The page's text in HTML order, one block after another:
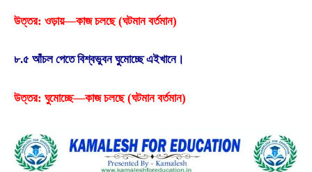
উত্তর: ওড়ায়—কাজ চলছে (ঘটমান বর্তমান)
৮.৫ আঁচল পেতে বিশ্বভুবন ঘুমােচ্ছে এইখানে।
উত্তর: ঘুমােচ্ছে—কাজ চলছে (ঘটমান বর্তমান)